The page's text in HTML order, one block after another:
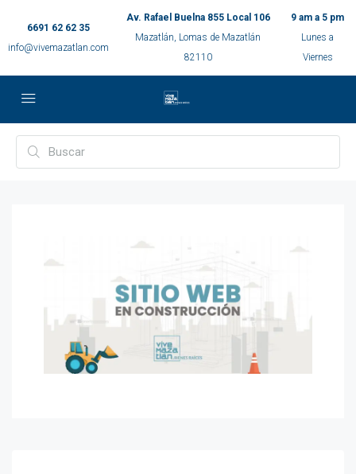
6691 62 62 35
info@vivemazatlan.com
Av. Rafael Buelna 855 Local 106
Mazatlán, Lomas de Mazatlán
82110
9 am a 5 pm
Lunes a
Viernes